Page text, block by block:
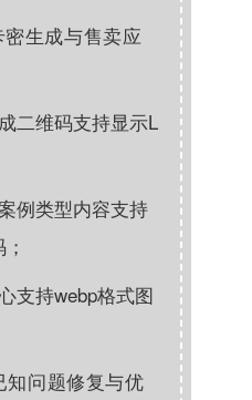
密生成与售卖应
二维码支持显示L
例类型内容支持
支持webp格式图
知问题修复与优